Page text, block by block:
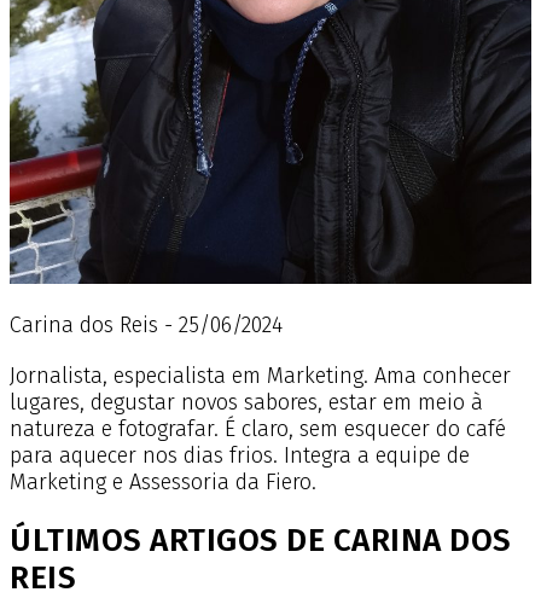
Carina dos Reis - 25/06/2024
Jornalista, especialista em Marketing. Ama conhecer
lugares, degustar novos sabores, estar em meio à
natureza e fotografar. É claro, sem esquecer do café
para aquecer nos dias frios. Integra a equipe de
Marketing e Assessoria da Fiero.
ÚLTIMOS ARTIGOS DE CARINA DOS
REIS